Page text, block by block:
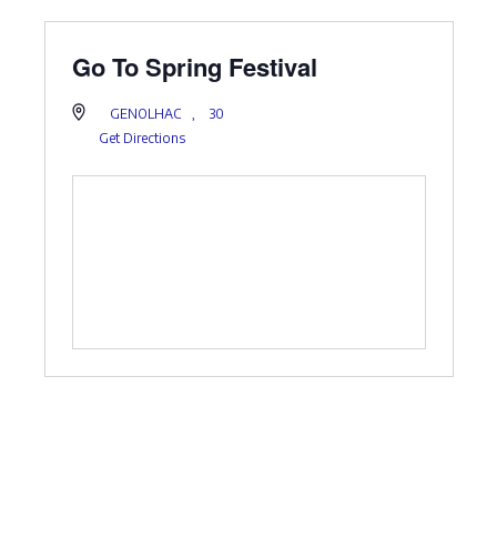
Go To Spring Festival
GENOLHAC ,
30
Get Directions